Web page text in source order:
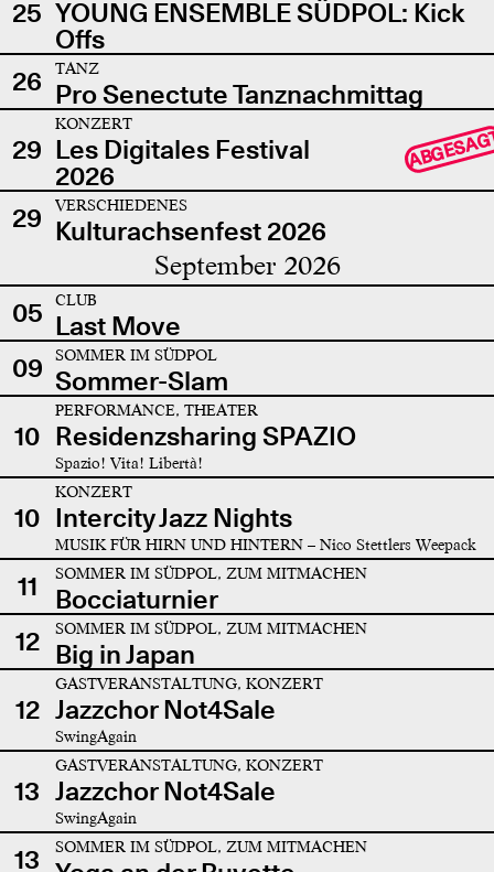
25 YOUNG ENSEMBLE SÜDPOL: Kick
Offs
26
TANZ
Pro Senectute Tanznachmittag
29
KONZERT
Les Digitales Festival
2026
29 VERSCHIEDENES
Kulturachsenfest 2026
September 2026
05 CLUB
Last Move
09
SOMMER IM SÜDPOL
Sommer-Slam
10
PERFORMANCE, THEATER
Residenzsharing SPAZIO
Spazio! Vita! Libertà!
10
KONZERT
Intercity Jazz Nights
MUSIK FÜR HIRN UND HINTERN – Nico Stettlers Weepack
11 SOMMER IM SÜDPOL, ZUM MITMACHEN
Bocciaturnier
12
SOMMER IM SÜDPOL, ZUM MITMACHEN
Big in Japan
12
GASTVERANSTALTUNG, KONZERT
Jazzchor Not4Sale
SwingAgain
13
GASTVERANSTALTUNG, KONZERT
Jazzchor Not4Sale
SwingAgain
13 SOMMER IM SÜDPOL, ZUM MITMACHEN